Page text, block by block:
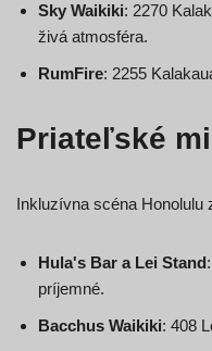
Sky Waikiki: 2270
živá atmosféra.
RumFire: 2255
Priateľské
Inkluzívna scéna Honolulu
Hula's Bar a Lei Stand
príjemné.
Bacchus Waikiki: 408